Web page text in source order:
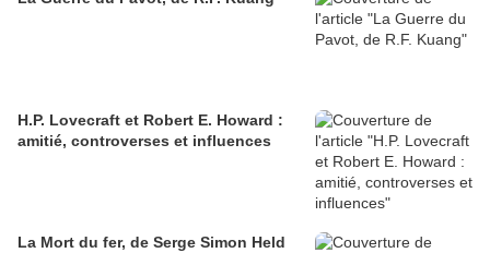
H.P. Lovecraft et Robert E. Howard :
amitié, controverses et influences
La Mort du fer, de Serge Simon Held